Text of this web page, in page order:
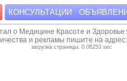
КОНСУЛЬТАЦИИ
о Медицине Красоте и Здоровье
и рекламы пишите на
загрузка страницы: 0.06253 sec